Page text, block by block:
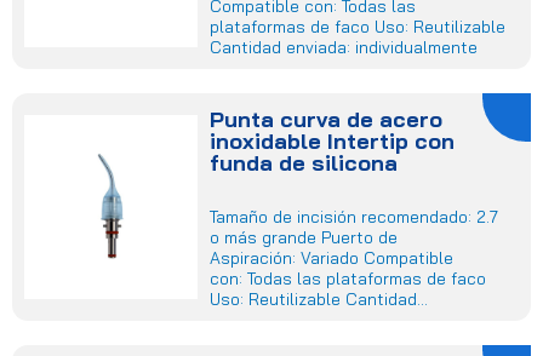
Compatible con: Todas las
plataformas de faco Uso: Reutilizable
Cantidad enviada: individualmente
Punta curva de acero
inoxidable Intertip con
funda de silicona
Tamaño de incisión recomendado: 2.7
o más grande Puerto de
Aspiración: Variado Compatible
con: Todas las plataformas de faco
Uso: Reutilizable Cantidad...